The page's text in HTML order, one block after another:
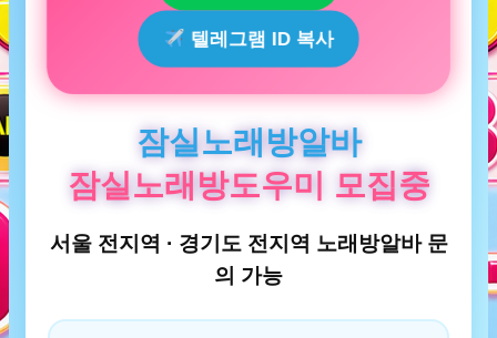
텔레그램 ID 복사
잠실노래방알바
잠실노래방도우미 모집중
서울 전지역 · 경기도 전지역 노래방알바 문
의 가능